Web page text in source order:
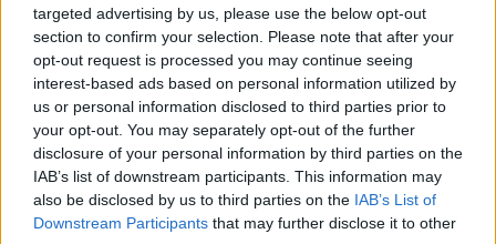
targeted advertising by us, please use the below opt-out
section to confirm your selection. Please note that after your
opt-out request is processed you may continue seeing
interest-based ads based on personal information utilized by
us or personal information disclosed to third parties prior to
your opt-out. You may separately opt-out of the further
disclosure of your personal information by third parties on the
IAB’s list of downstream participants. This information may
also be disclosed by us to third parties on the IAB’s List of
Downstream Participants that may further disclose it to other
A Nap elhomályosítása érdeklődés
hiányában elmarad
Technológia | 2025.07.30 17:25
Hannover Messe 2025 -
Optimizmus az okosgyárban
| 2025.06.25 09:00
Sürgető változásokra